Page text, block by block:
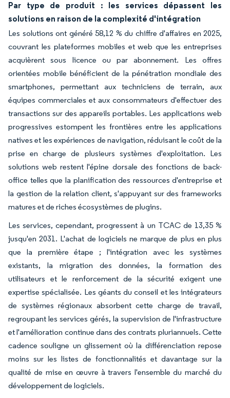
Par type de produit : les services dépassent les
solutions en raison de la complexité d'intégration
Les solutions ont généré 58,12 % du chiffre d'affaires en 2025,
couvrant les plateformes mobiles et web que les entreprises
acquièrent sous licence ou par abonnement. Les offres
orientées mobile bénéficient de la pénétration mondiale des
smartphones, permettant aux techniciens de terrain, aux
équipes commerciales et aux consommateurs d'effectuer des
transactions sur des appareils portables. Les applications web
progressives estompent les frontières entre les applications
natives et les expériences de navigation, réduisant le coût de la
prise en charge de plusieurs systèmes d'exploitation. Les
solutions web restent l'épine dorsale des fonctions de back-
office telles que la planification des ressources d'entreprise et
la gestion de la relation client, s'appuyant sur des frameworks
matures et de riches écosystèmes de plugins.
Les services, cependant, progressent à un TCAC de 13,35 %
jusqu'en 2031. L'achat de logiciels ne marque de plus en plus
que la première étape ; l'intégration avec les systèmes
existants, la migration des données, la formation des
utilisateurs et le renforcement de la sécurité exigent une
expertise spécialisée. Les géants du conseil et les intégrateurs
de systèmes régionaux absorbent cette charge de travail,
regroupant les services gérés, la supervision de l'infrastructure
et l'amélioration continue dans des contrats pluriannuels. Cette
cadence souligne un glissement où la différenciation repose
moins sur les listes de fonctionnalités et davantage sur la
qualité de mise en œuvre à travers l'ensemble du marché du
développement de logiciels.